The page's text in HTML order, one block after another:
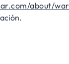
about/